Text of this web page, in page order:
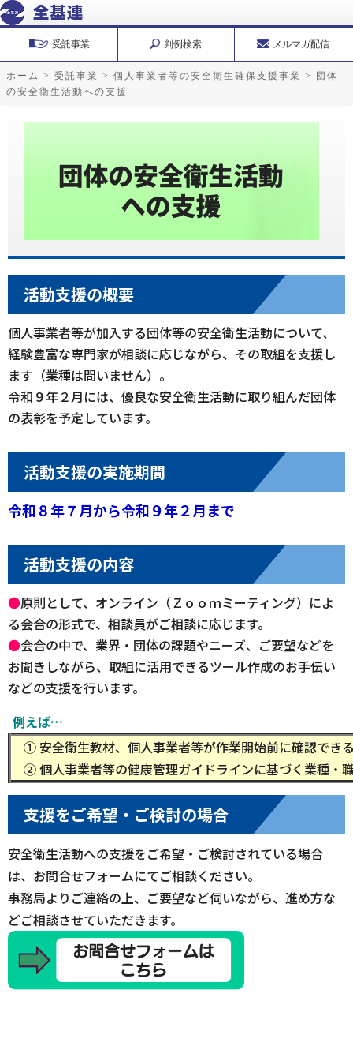
受託事業 判例検索 メルマガ配信
ホーム > 受託事業 > 個人事業者等の安全衛生確保支援事業 > 団体
の安全衛生活動への支援
活動支援の概要
個人事業者等が加入する団体等の安全衛生活動について、
経験豊富な専門家が相談に応じながら、その取組を支援し
ます（業種は問いません）。
令和９年２月には、優良な安全衛生活動に取り組んだ団体
の表彰を予定しています。
活動支援の実施期間
令和８年７月から令和９年２月まで
活動支援の内容
●原則として、オンライン（Ｚｏｏｍミーティング）によ
る会合の形式で、相談員がご相談に応じます。
●会合の中で、業界・団体の課題やニーズ、ご要望などを
お聞きしながら、取組に活用できるツール作成のお手伝い
などの支援を行います。
例えば…
① 安全衛生教材、個人事業者等が作業開始前に確認でき
② 個人事業者等の健康管理ガイドラインに基づく業種・
支援をご希望・ご検討の場合
安全衛生活動への支援をご希望・ご検討されている場合
は、お問合せフォームにてご相談ください。
事務局よりご連絡の上、ご要望など伺いながら、進め方な
どご相談させていただきます。